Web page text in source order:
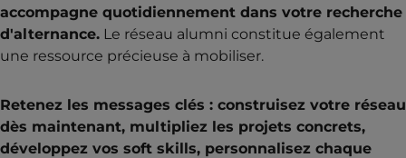
accompagne quotidiennement dans votre recherche
d'alternance. Le réseau alumni constitue également
une ressource précieuse à mobiliser.
Retenez les messages clés : construisez votre réseau
dès maintenant, multipliez les projets concrets,
développez vos soft skills, personnalisez chaque